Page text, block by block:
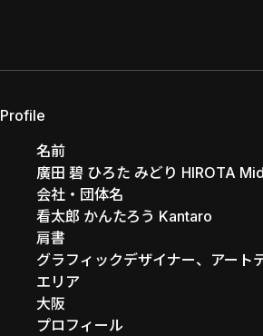
Profile
名前
廣田 碧 ひろた みどり HIROTA
会社・団体名
看太郎 かんたろう Kantaro
肩書
グラフィックデザイナー、アート
エリア
大阪
プロフィール